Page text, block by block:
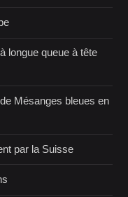
longue queue à tête
Mésanges bleues en
par la Suisse